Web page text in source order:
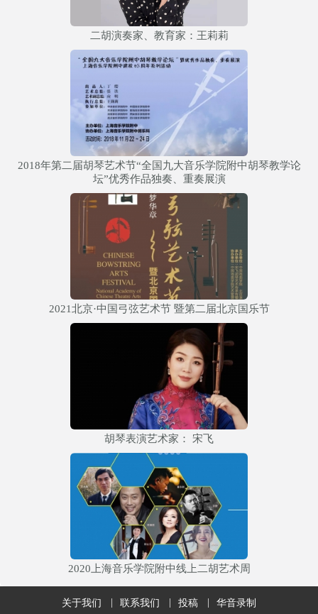
二胡演奏家、教育家：王莉莉
2018年第二届胡琴艺术节“全国九大音乐学院附中胡琴教学论
坛”优秀作品独奏、重奏展演
2021北京·中国弓弦艺术节 暨第二届北京国乐节
胡琴表演艺术家： 宋飞
2020上海音乐学院附中线上二胡艺术周
关于我们 联系我们 投稿 华音录制